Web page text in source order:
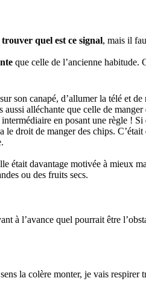
trouver quel est ce signal, mais il
que celle de l’ancienne habitude.
son canapé, d’allumer la télé et
alléchante que celle de
en posant une règle !
droit de manger des chips.
était davantage motivée à mieux
ou des fruits secs.
à l’avance quel pourrait être
la colère monter, je vais respirer